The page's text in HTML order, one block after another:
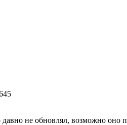
не обновлял, возможно оно